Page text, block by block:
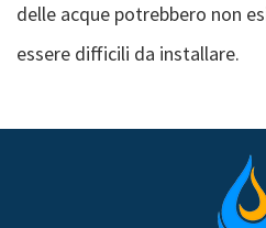
delle acque potrebbero non
essere difficili da installare.